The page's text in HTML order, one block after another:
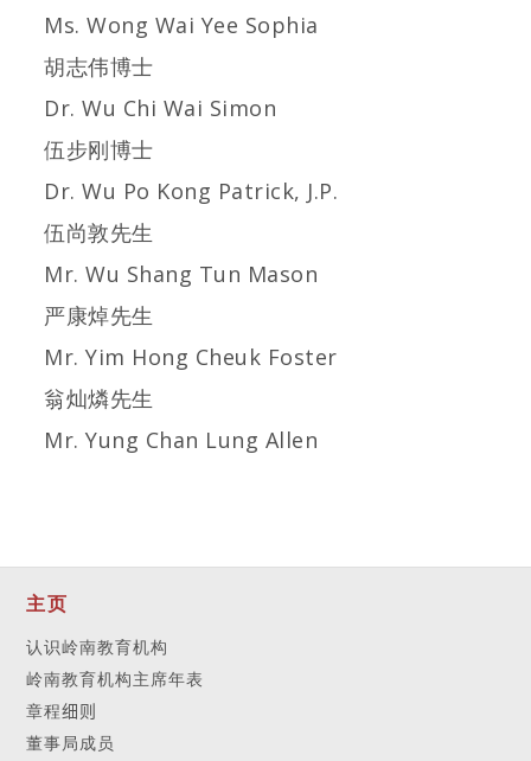
Ms. Wong Wai Yee Sophia
胡志伟博士
Dr. Wu Chi Wai Simon
伍步刚博士
Dr. Wu Po Kong Patrick, J.P.
伍尚敦先生
Mr. Wu Shang Tun Mason
严康焯先生
Mr. Yim Hong Cheuk Foster
翁灿燐先生
Mr. Yung Chan Lung Allen
主页
认识岭南教育机构
岭南教育机构主席年表
章程细则
董事局成员